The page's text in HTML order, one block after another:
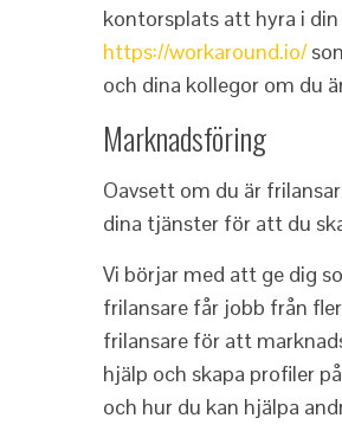
kontorsplats att hyra i
https://workaround.io/
och dina kollegor om du
Marknadsföring
Oavsett om du är
dina tjänster för att du
Vi börjar med att ge dig
frilansare får jobb från
frilansare för att
hjälp och skapa profiler
och hur du kan hjälpa